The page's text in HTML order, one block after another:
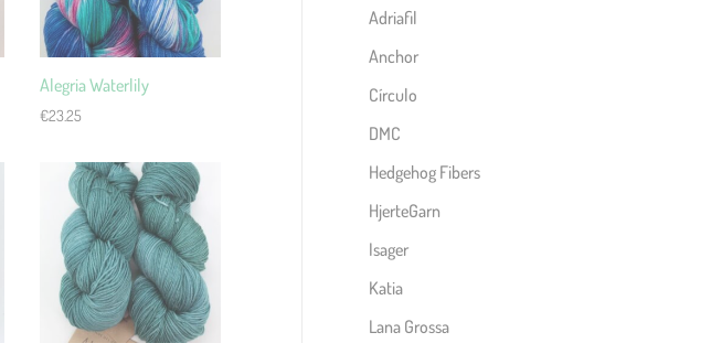
Alegria Waterlily
€23.25
Adriafil
Anchor
Círculo
DMC
Hedgehog Fibers
HjerteGarn
Isager
Katia
Lana Grossa